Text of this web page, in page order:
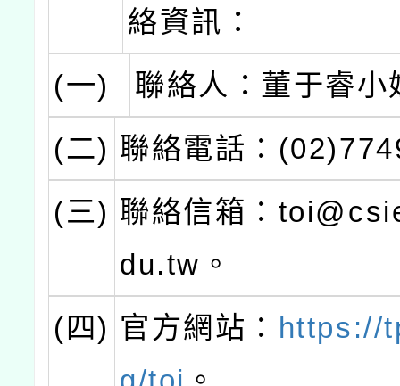
絡資訊：
(一)
聯絡人：董于睿小
(二) 聯絡電話：
(三) 聯絡信箱：
du.tw。
(四) 官方網站： https://